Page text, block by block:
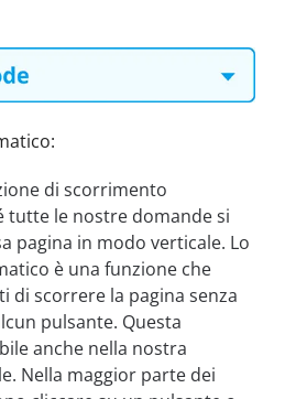
di scorrimento
tutte le nostre domande si
pagina in modo verticale. Lo
è una funzione che
di scorrere la pagina senza
pulsante. Questa
anche nella nostra
Nella maggior parte dei